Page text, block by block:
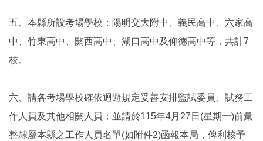
五、本縣所設考場學校：陽明交大附中、義民高中、六家高
中、竹東高中、關西高中、湖口高中及仰德高中等，共計7
校。
六、請各考場學校確依迴避規定妥善安排監試委員、試務工
作人員及其他相關人員；並請於115年4月27日(星期一)前彙
整隸屬本縣之工作人員名單(如附件2)函報本局，俾利核予